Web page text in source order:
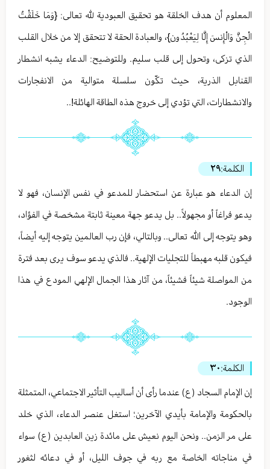
المعلوم أن هدف الخلقة هو تحقيق العبودية لله تعالى: {وَمَا خَلَقْتُ
الْجِنَّ وَالْإِنسَ إِلَّا لِيَعْبُدُونِ}، والعبادة الحقة لا تتحقق إلا من خلال القلب
الذي تزكى، وتحول إلى قلب سليم. وللتوضيح: الدعاء يشبه انشطار
القنابل الذرية، حيث تكّون سلسلة متوالية من الانفجارات
والانشطارات، التي تؤدي إلى خروج هذه الطاقة الهائلة!..
الكلمة:٢٩
إن الدعاء هو عبارة عن استحضار للمدعو في نفس الإنسان، فهو لا
يدعو فراغاً أو مجهولاً.. بل يدعو جهة معينة ثابتة مشخصة في الفؤاد،
وهو يتوجه إلى الله تعالى.. وبالتالي، فإن رب العالمين يتوجه إليه أيضاً،
فيكون قلبه مهبطاً للتجليات الإلهية.. فالذي يدعو سوف يرى بعد فترة
من المواصلة شيئاً فشيئاً، من آثار هذا الجمال الإلهي المودع في هذا
الوجود.
الكلمة:٣٠
إن الإمام السجاد (ع) عندما رأى أن أساليب التأثير الاجتماعي، المتمثلة
بالحكومة والإمامة بأيدي الآخرين؛ استغل عنصر الدعاء، الذي خلد
على مر الزمن.. ونحن اليوم نعيش على مائدة زين العابدين (ع) سواء
في مناجاته الخاصة مع ربه في جوف الليل، أو في دعائه لثغور